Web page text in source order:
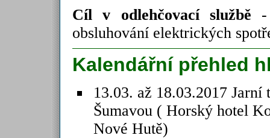
Cíl v odlehčovací službě -
obsluhování elektrických
Kalendářní přehled
13.03. až 18.03.2017 Jarní
Šumavou ( Horský hotel
Nové Hutě)